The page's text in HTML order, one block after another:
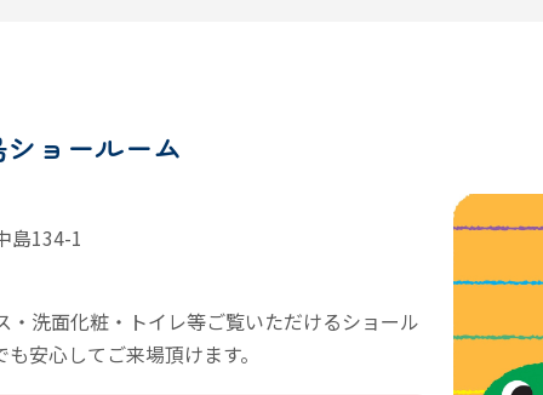
ョールーム
島134-1
・洗面化粧・トイレ等ご覧いただけるショール
安心してご来場頂けます。